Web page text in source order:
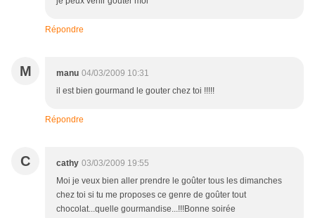
Répondre
M manu 04/03/2009 10:31
il est bien gourmand le gouter chez toi !!!!!
Répondre
C cathy 03/03/2009 19:55
Moi je veux bien aller prendre le goûter tous les dimanches
chez toi si tu me proposes ce genre de goûter tout
chocolat...quelle gourmandise...!!!Bonne soirée